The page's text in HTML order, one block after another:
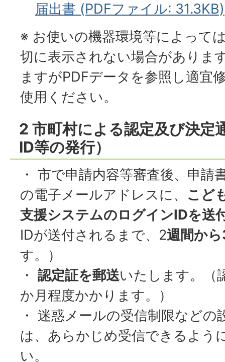
届出書 (PDFファイル: 31.3KB)
※ お使いの機器環境等によって
切に表示されない場合がありま
ますがPDFデータを参照し適宜
使用ください。
2 市町村による認定及び決定
ID等の発行）
・ 市で申請内容等審査後、申請
の電子メールアドレスに、 こど
支援システムのログインIDを送
IDが送付されるまで、2週間か
す。）
・ 認定証を郵送いたします。（
か月程度かかります。）
・ 迷惑メールの受信制限など
は、あらかじめ受信できるよう
い。